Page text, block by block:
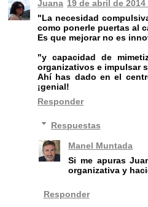
Juana 19 de abril de
"La necesidad
como ponerle puertas al
Es que mejorar no es
"y capacidad de
organizativos e impulsar
Ahí has dado en el
¡genial!
Responder
Respuestas
Manel Muntada
Si me apuras
organizativa y
Responder